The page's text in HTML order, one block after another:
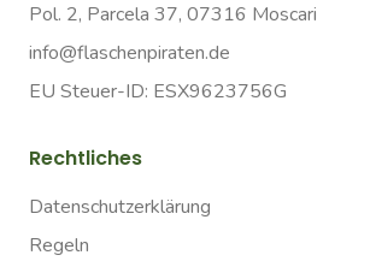
Pol. 2, Parcela 37, 07316 Moscari
info@flaschenpiraten.de
EU Steuer-ID: ESX9623756G
Rechtliches
Datenschutzerklärung
Regeln